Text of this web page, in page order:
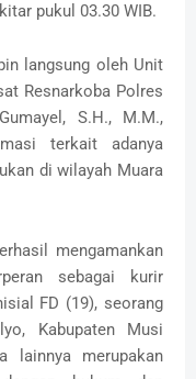
pukul 03.30 WIB.
langsung oleh Unit
Resnarkoba Polres
S.H., M.M.,
terkait adanya
di wilayah Muara
mengamankan
sebagai kurir
FD (19), seorang
Kabupaten Musi
lainnya merupakan